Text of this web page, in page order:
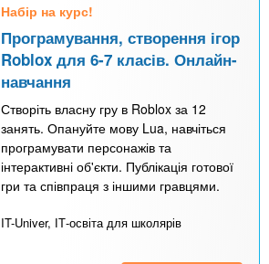
Набір на курс!
Програмування, створення ігор
Roblox для 6-7 класів. Онлайн-
навчання
Створіть власну гру в Roblox за 12
занять. Опануйте мову Lua, навчіться
програмувати персонажів та
інтерактивні об'єкти. Публікація готової
гри та співпраця з іншими гравцями.
IT-Univer, ІТ-освіта для школярів